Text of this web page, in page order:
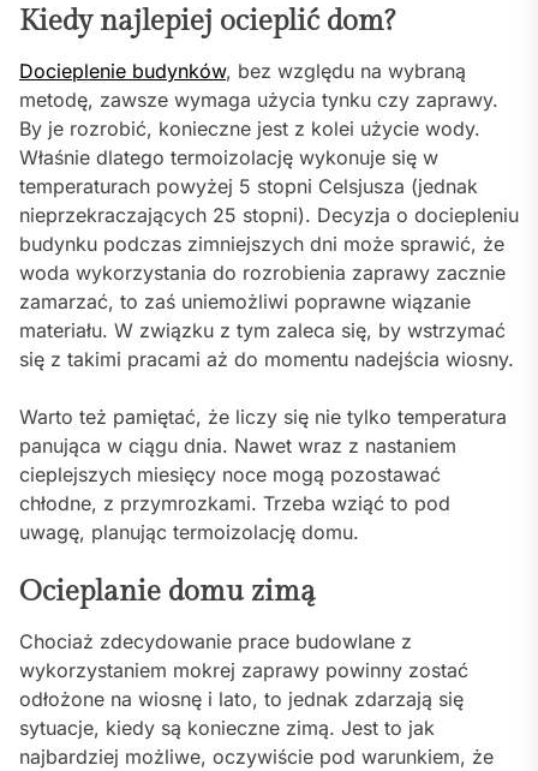
Kiedy najlepiej ocieplić dom?
Docieplenie budynków, bez względu na wybraną
metodę, zawsze wymaga użycia tynku czy zaprawy.
By je rozrobić, konieczne jest z kolei użycie wody.
Właśnie dlatego termoizolację wykonuje się w
temperaturach powyżej 5 stopni Celsjusza (jednak
nieprzekraczających 25 stopni). Decyzja o dociepleniu
budynku podczas zimniejszych dni może sprawić, że
woda wykorzystania do rozrobienia zaprawy zacznie
zamarzać, to zaś uniemożliwi poprawne wiązanie
materiału. W związku z tym zaleca się, by wstrzymać
się z takimi pracami aż do momentu nadejścia wiosny.
Warto też pamiętać, że liczy się nie tylko temperatura
panująca w ciągu dnia. Nawet wraz z nastaniem
cieplejszych miesięcy noce mogą pozostawać
chłodne, z przymrozkami. Trzeba wziąć to pod
uwagę, planując termoizolację domu.
Ocieplanie domu zimą
Chociaż zdecydowanie prace budowlane z
wykorzystaniem mokrej zaprawy powinny zostać
odłożone na wiosnę i lato, to jednak zdarzają się
sytuacje, kiedy są konieczne zimą. Jest to jak
najbardziej możliwe, oczywiście pod warunkiem, że